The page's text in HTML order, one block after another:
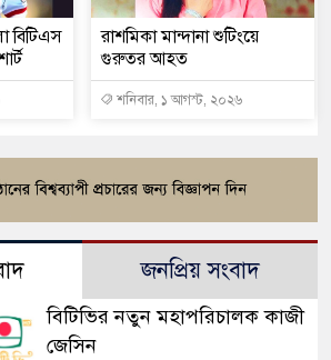
বিটিএস
রাশমিকা মান্দানা শুটিংয়ে
গুরুতর আহত
শনিবার, ১ আগস্ট, ২০২৬
জনপ্রিয় সংবাদ
বিটিভির নতুন মহাপরিচালক কাজী
জেসিন